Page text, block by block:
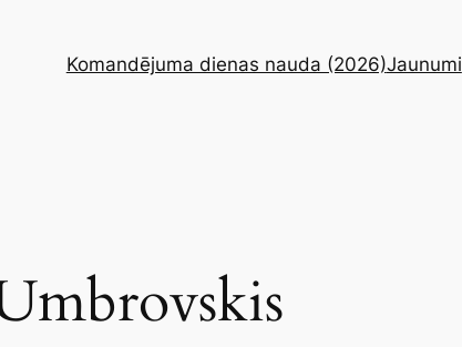
Komandējuma dienas nauda (2026)Jaunumi